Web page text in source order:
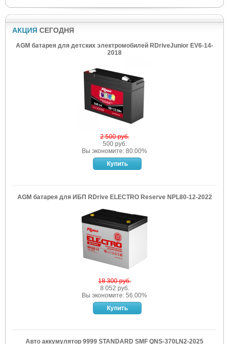
АКЦИЯ СЕГОДНЯ
AGM батарея для детских электромобилей RDriveJunior EV6-14-
2018
2 500 руб.
500 руб.
Вы экономите: 80.00%
AGM батарея для ИБП RDrive ELECTRO Reserve NPL80-12-2022
18 300 руб.
8 052 руб.
Вы экономите: 56.00%
Авто аккумулятор 9999 STANDARD SMF QNS-370LN2-2025